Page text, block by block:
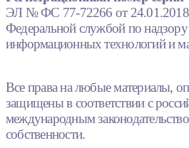
ЭЛ № ФС 77-72266 от 24.01.2018.
Федеральной службой по надзору
информационных технологий и
Все права на любые материалы,
защищены в соответствии с
международным
собственности.